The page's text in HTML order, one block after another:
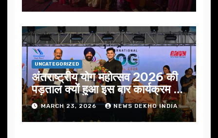
UNCATEGORIZED
अंतराष्ट्रीय योग महोत्सव 2026 की
पड़ताल क्यों हुआ इस बार कार्यक्रम में
निखार
MARCH 23, 2026 NEWS DEKHO INDIA